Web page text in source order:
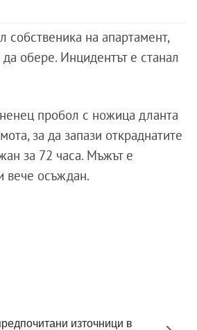
собственика на апартамент,
обере. Инцидентът е станал
пробол с ножица дланта
за да запази откраднатите
за 72 часа. Мъжът е
вече осъждан.
източници в